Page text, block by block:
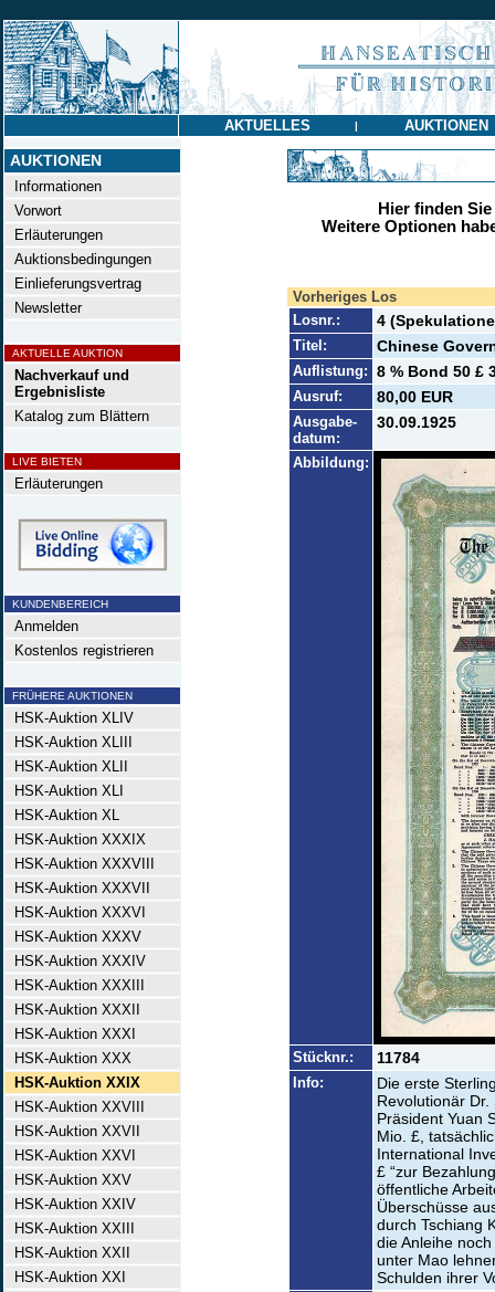
AKTUELLES | AUKTIONEN
AUKTIONEN
Informationen
Vorwort
Erläuterungen
Auktionsbedingungen
Einlieferungsvertrag
Newsletter
AKTUELLE AUKTION
Nachverkauf und
Ergebnisliste
Katalog zum Blättern
LIVE BIETEN
Erläuterungen
KUNDENBEREICH
Anmelden
Kostenlos registrieren
FRÜHERE AUKTIONEN
HSK-Auktion XLIV
HSK-Auktion XLIII
HSK-Auktion XLII
HSK-Auktion XLI
HSK-Auktion XL
HSK-Auktion XXXIX
HSK-Auktion XXXVIII
HSK-Auktion XXXVII
HSK-Auktion XXXVI
HSK-Auktion XXXV
HSK-Auktion XXXIV
HSK-Auktion XXXIII
HSK-Auktion XXXII
HSK-Auktion XXXI
HSK-Auktion XXX
HSK-Auktion XXIX
HSK-Auktion XXVIII
HSK-Auktion XXVII
HSK-Auktion XXVI
HSK-Auktion XXV
HSK-Auktion XXIV
HSK-Auktion XXIII
HSK-Auktion XXII
HSK-Auktion XXI
Hier finden
Weitere Optionen
Vorheriges Los
Losnr.:
4
Titel: Chinese
Auflistung: 8 % Bond 50 £
Ausruf: 80,00 EUR
Ausgabe-
datum:
30.09.1925
Abbildung:
Stücknr.: 11784
Info:
Die erste
Revolutionär
Präsident Yuan
Mio. £,
International
£ “zur
öffentliche
Überschüsse
durch Tschiang
die Anleihe
unter Mao
Schulden ihrer